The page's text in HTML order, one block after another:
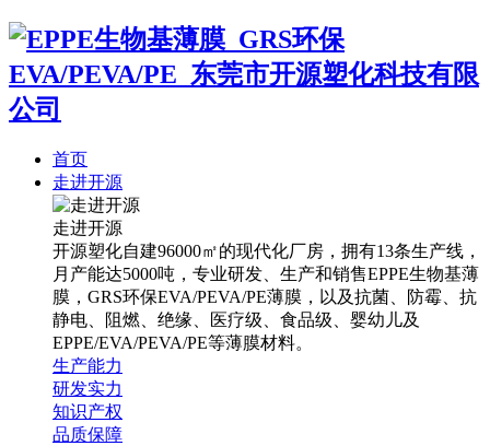
首页
走进开源
走进开源
开源塑化自建96000㎡的现代化厂房，拥有13条生产线，
月产能达5000吨，专业研发、生产和销售EPPE生物基薄
膜，GRS环保EVA/PEVA/PE薄膜，以及抗菌、防霉、抗
静电、阻燃、绝缘、医疗级、食品级、婴幼儿及
EPPE/EVA/PEVA/PE等薄膜材料。
生产能力
研发实力
知识产权
品质保障